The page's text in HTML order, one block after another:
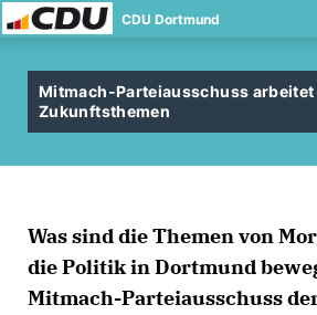
CDU Dortmund
Mitmach-Parteiausschuss arbeitet
Zukunftsthemen
Was sind die Themen von
die Politik in Dortmund
Mitmach-Parteiausschuss